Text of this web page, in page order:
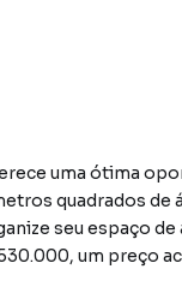
uma ótima
quadrados de
seu espaço de
um preço